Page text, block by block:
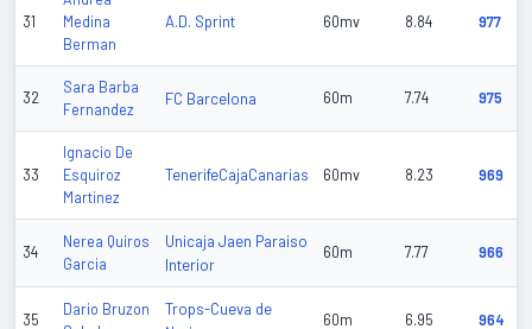
31
Medina
Berman
A.D. Sprint 60mv 8.84 977
32
Sara Barba
Fernandez
FC Barcelona 60m 7.74 975
33
Ignacio De
Esquiroz
Martinez
TenerifeCajaCanarias 60mv 8.23 969
34
Nerea Quiros
Garcia
Unicaja Jaen Paraiso
Interior
60m 7.77 966
35
Dario Bruzon
Trops-Cueva de
60m 6.95 964